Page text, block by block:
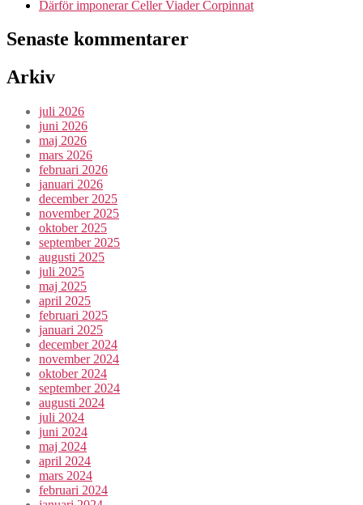
Därför imponerar Celler Viader Corpinnat
Senaste kommentarer
Arkiv
juli 2026
juni 2026
maj 2026
mars 2026
februari 2026
januari 2026
december 2025
november 2025
oktober 2025
september 2025
augusti 2025
juli 2025
maj 2025
april 2025
februari 2025
januari 2025
december 2024
november 2024
oktober 2024
september 2024
augusti 2024
juli 2024
juni 2024
maj 2024
april 2024
mars 2024
februari 2024